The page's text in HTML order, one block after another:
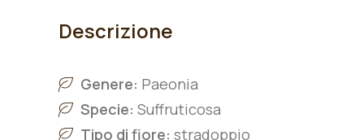
Descrizione
Genere: Paeonia
Specie: Suffruticosa
Tipo di fiore: stradoppio